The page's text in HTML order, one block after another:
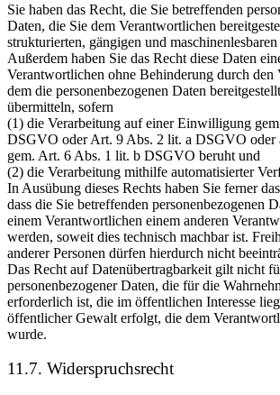
Sie haben das Recht, die Sie betreffenden
Daten, die Sie dem Verantwortlichen
strukturierten, gängigen und
Außerdem haben Sie das Recht diese Daten
Verantwortlichen ohne Behinderung durch den
dem die personenbezogenen Daten
übermitteln, sofern
(1) die Verarbeitung auf einer Einwilligung
DSGVO oder Art. 9 Abs. 2 lit. a DSGVO oder
gem. Art. 6 Abs. 1 lit. b DSGVO beruht und
(2) die Verarbeitung mithilfe automatisierter
In Ausübung dieses Rechts haben Sie ferner
dass die Sie betreffenden personenbezogenen
einem Verantwortlichen einem anderen
werden, soweit dies technisch machbar ist.
anderer Personen dürfen hierdurch nicht
Das Recht auf Datenübertragbarkeit gilt nicht
personenbezogener Daten, die für die
erforderlich ist, die im öffentlichen Interesse
öffentlicher Gewalt erfolgt, die dem
wurde.
11.7. Widerspruchsrecht